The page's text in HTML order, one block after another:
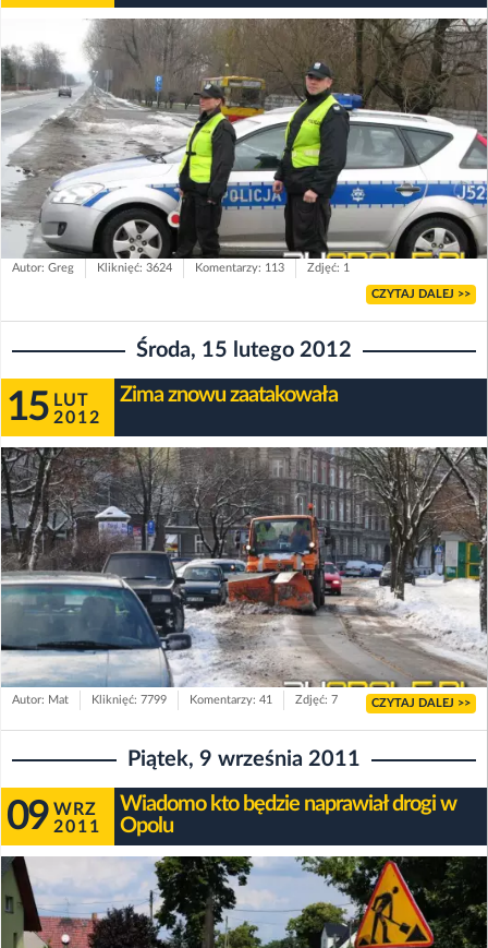
Autor: Greg Kliknięć: 3624 Komentarzy: 113 Zdjęć: 1
CZYTAJ DALEJ >>
Środa, 15 lutego 2012
15 LUT
2012
Zima znowu zaatakowała
Autor: Mat Kliknięć: 7799 Komentarzy: 41 Zdjęć: 7 CZYTAJ DALEJ >>
Piątek, 9 września 2011
09 WRZ
2011
Wiadomo kto będzie naprawiał drogi w
Opolu